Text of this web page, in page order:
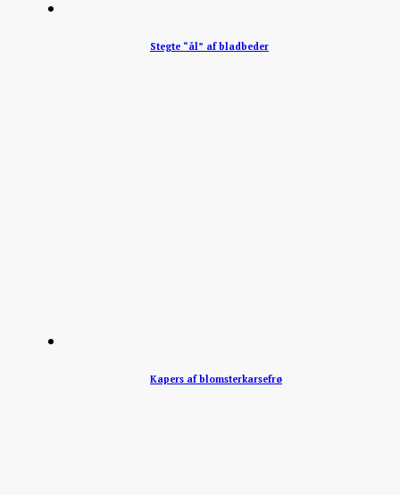
Stegte “ål” af bladbeder
Kapers af blomsterkarsefrø